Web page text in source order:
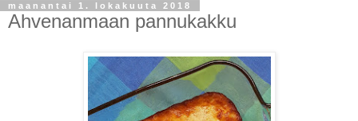
maanantai 1. lokakuuta 2018
Ahvenanmaan pannukakku